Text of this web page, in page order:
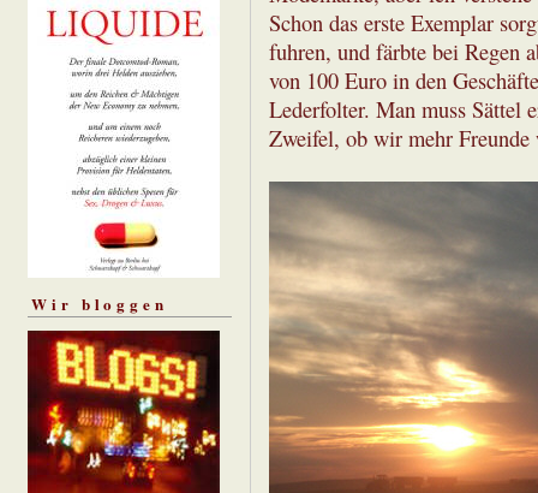
Wir bloggen
Schon das erste Exemplar
fuhren, und färbte bei Regen
von 100 Euro in den
Lederfolter. Man muss Sättel
Zweifel, ob wir mehr